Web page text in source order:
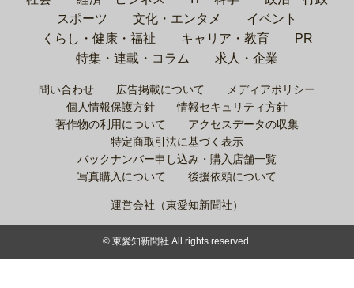
スポーツ
文化・エンタメ
イベント
くらし・健康・福祉
キャリア・教育
PR
特集・連載・コラム
求人・企業
問い合わせ 広告掲載について
メディアポリシー
個人情報保護方針
情報セキュリティ方針
著作物の利用について
アクセスデータの収集
特定商取引法に基づく表示
バックナンバー申し込み・購入店舗一覧
写真購入について
後援依頼について
運営会社（東愛知新聞社）
© 東愛知新聞社 All rights reserved.